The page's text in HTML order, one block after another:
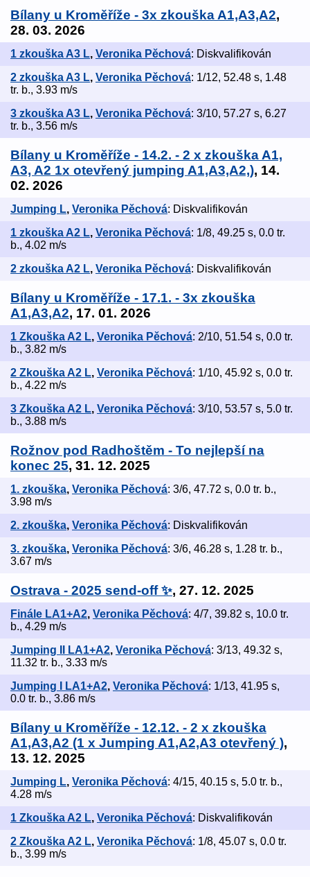
Bílany u Kroměříže - 3x zkouška A1,A3,A2,
28. 03. 2026
1 zkouška A3 L, Veronika Pěchová: Diskvalifikován
2 zkouška A3 L, Veronika Pěchová: 1/12, 52.48 s, 1.48
tr. b., 3.93 m/s
3 zkouška A3 L, Veronika Pěchová: 3/10, 57.27 s, 6.27
tr. b., 3.56 m/s
Bílany u Kroměříže - 14.2. - 2 x zkouška A1,
A3, A2 1x otevřený jumping A1,A3,A2,), 14.
02. 2026
Jumping L, Veronika Pěchová: Diskvalifikován
1 zkouška A2 L, Veronika Pěchová: 1/8, 49.25 s, 0.0 tr.
b., 4.02 m/s
2 zkouška A2 L, Veronika Pěchová: Diskvalifikován
Bílany u Kroměříže - 17.1. - 3x zkouška
A1,A3,A2, 17. 01. 2026
1 Zkouška A2 L, Veronika Pěchová: 2/10, 51.54 s, 0.0 tr.
b., 3.82 m/s
2 Zkouška A2 L, Veronika Pěchová: 1/10, 45.92 s, 0.0 tr.
b., 4.22 m/s
3 Zkouška A2 L, Veronika Pěchová: 3/10, 53.57 s, 5.0 tr.
b., 3.88 m/s
Rožnov pod Radhoštěm - To nejlepší na
konec 25, 31. 12. 2025
1. zkouška, Veronika Pěchová: 3/6, 47.72 s, 0.0 tr. b.,
3.98 m/s
2. zkouška, Veronika Pěchová: Diskvalifikován
3. zkouška, Veronika Pěchová: 3/6, 46.28 s, 1.28 tr. b.,
3.67 m/s
Ostrava - 2025 send-off ✨, 27. 12. 2025
Finále LA1+A2, Veronika Pěchová: 4/7, 39.82 s, 10.0 tr.
b., 4.29 m/s
Jumping II LA1+A2, Veronika Pěchová: 3/13, 49.32 s,
11.32 tr. b., 3.33 m/s
Jumping I LA1+A2, Veronika Pěchová: 1/13, 41.95 s,
0.0 tr. b., 3.86 m/s
Bílany u Kroměříže - 12.12. - 2 x zkouška
A1,A3,A2 (1 x Jumping A1,A2,A3 otevřený ),
13. 12. 2025
Jumping L, Veronika Pěchová: 4/15, 40.15 s, 5.0 tr. b.,
4.28 m/s
1 Zkouška A2 L, Veronika Pěchová: Diskvalifikován
2 Zkouška A2 L, Veronika Pěchová: 1/8, 45.07 s, 0.0 tr.
b., 3.99 m/s